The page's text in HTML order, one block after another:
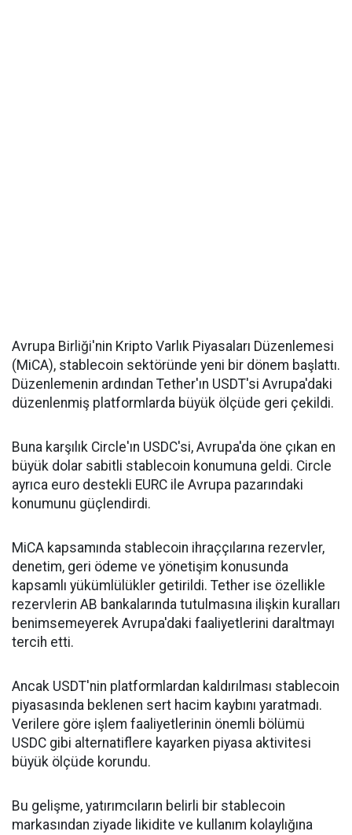
Avrupa Birliği'nin Kripto Varlık Piyasaları Düzenlemesi
(MiCA), stablecoin sektöründe yeni bir dönem başlattı.
Düzenlemenin ardından Tether'ın USDT'si Avrupa'daki
düzenlenmiş platformlarda büyük ölçüde geri çekildi.
Buna karşılık Circle'ın USDC'si, Avrupa'da öne çıkan en
büyük dolar sabitli stablecoin konumuna geldi. Circle
ayrıca euro destekli EURC ile Avrupa pazarındaki
konumunu güçlendirdi.
MiCA kapsamında stablecoin ihraççılarına rezervler,
denetim, geri ödeme ve yönetişim konusunda
kapsamlı yükümlülükler getirildi. Tether ise özellikle
rezervlerin AB bankalarında tutulmasına ilişkin kuralları
benimsemeyerek Avrupa'daki faaliyetlerini daraltmayı
tercih etti.
Ancak USDT'nin platformlardan kaldırılması stablecoin
piyasasında beklenen sert hacim kaybını yaratmadı.
Verilere göre işlem faaliyetlerinin önemli bölümü
USDC gibi alternatiflere kayarken piyasa aktivitesi
büyük ölçüde korundu.
Bu gelişme, yatırımcıların belirli bir stablecoin
markasından ziyade likidite ve kullanım kolaylığına